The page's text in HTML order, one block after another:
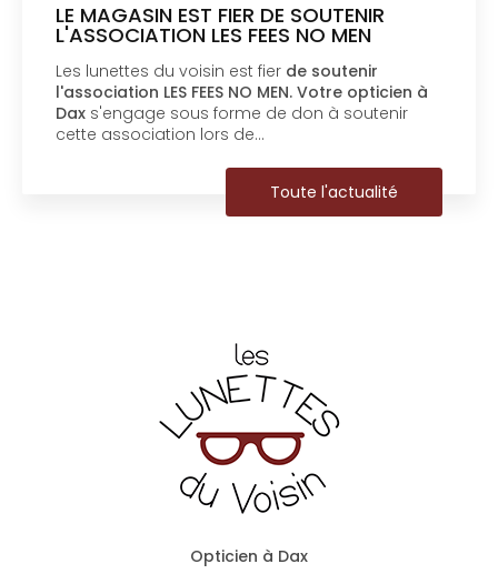
LE MAGASIN EST FIER DE SOUTENIR
L'ASSOCIATION LES FEES NO MEN
Les lunettes du voisin est fier de soutenir
l'association LES FEES NO MEN. Votre opticien à
Dax s'engage sous forme de don à soutenir
cette association lors de…
Toute l'actualité
Opticien à Dax